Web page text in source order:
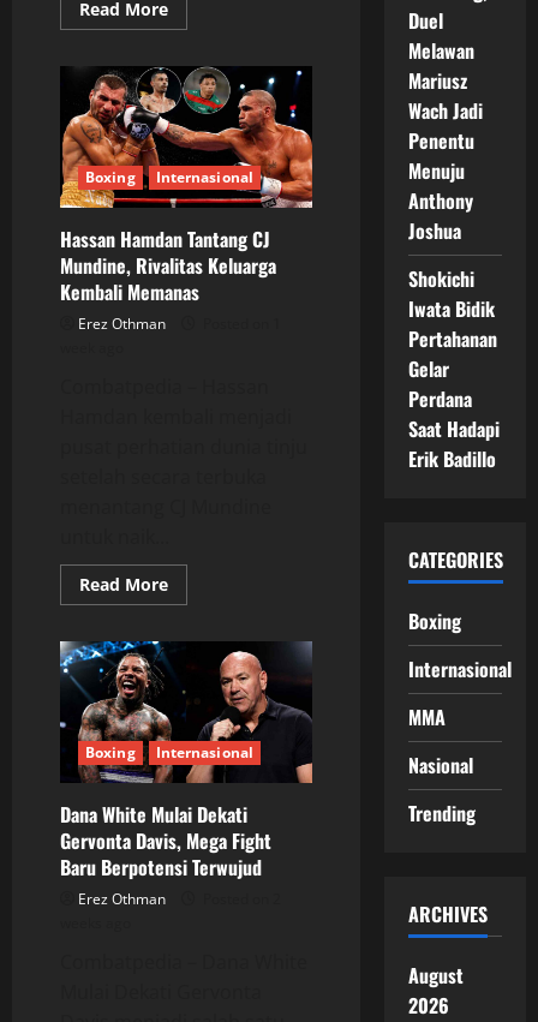
Read MoreRead
more
O’Leary
vs
Mark
Chamberlain:
Rival
Eropa
Akhirnya
Bertemu
di
Boxing Internasional
Hassan Hamdan Tantang CJ
Mundine, Rivalitas Keluarga
Kembali Memanas
Erez Othman
Read MoreRead
more
Hamdan
Tantang
Mundine,
Rivalitas
Keluarga
Kembali
Memanas
Boxing Internasional
Dana White Mulai Dekati
Gervonta Davis, Mega Fight
Baru Berpotensi Terwujud
Erez Othman
Duel
Melawan
Mariusz
Wach Jadi
Penentu
Menuju
Anthony
Joshua
Shokichi
Iwata Bidik
Pertahanan
Gelar
Perdana
Saat Hadapi
Erik Badillo
CATEGORIES
Boxing
Internasional
MMA
Nasional
Trending
ARCHIVES
August
2026